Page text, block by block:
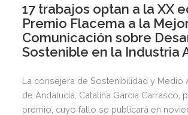
17 trabajos optan a la XX
Premio Flacema a la
Comunicación sobre
Sostenible en la Industria
La consejera de Sostenibilidad y Medio
de Andalucía, Catalina García Carrasco,
premio, cuyo fallo se publicará en